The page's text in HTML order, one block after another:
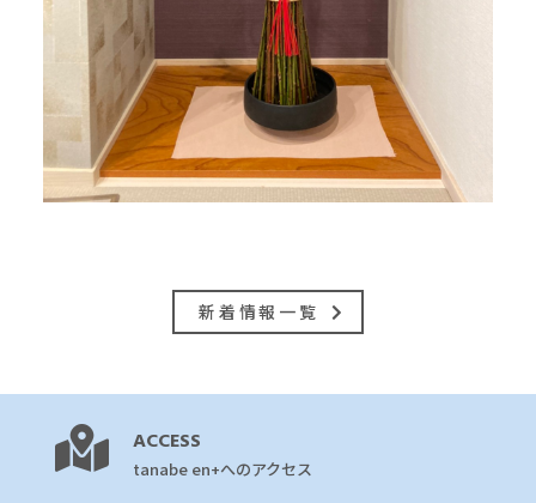
新着情報一覧
ACCESS
tanabe en+へのアクセス